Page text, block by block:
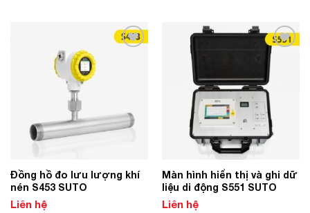
Đồng hồ đo lưu lượng khí
nén S453 SUTO
Liên hệ
Add to
Wishlist
Màn hình hiển thị và ghi dữ
liệu di động S551 SUTO
Liên hệ